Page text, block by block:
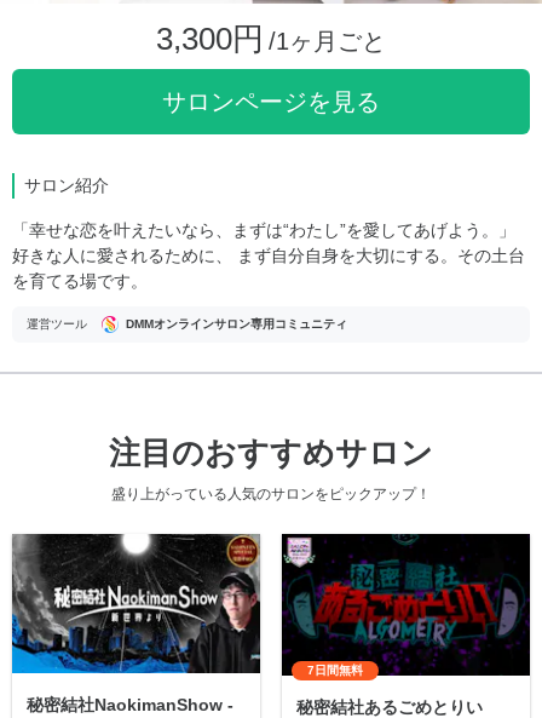
3,300円 /1ヶ月ごと
サロンページを見る
サロン紹介
「幸せな恋を叶えたいなら、まずは“わたし”を愛してあげよう。」
好きな人に愛されるために、 まず自分自身を大切にする。その土台
を育てる場です。
運営ツール DMMオンラインサロン専用コミュニティ
注目のおすすめサロン
盛り上がっている人気のサロンをピックアップ！
秘密結社NaokimanShow -
7日間無料
秘密結社あるごめとりい